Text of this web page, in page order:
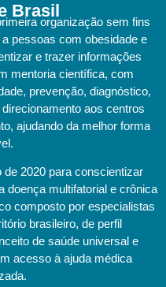
Brasil
organização sem fins
pessoas com obesidade e
e trazer informações
mentoria científica, com
prevenção, diagnóstico,
aos centros
ajudando da melhor forma
2020 para conscientizar
doença multifatorial e crônica
composto por especialistas
brasileiro, de perfil
de saúde universal e
acesso à ajuda médica